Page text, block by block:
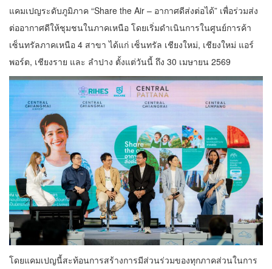
แคมเปญระดับภูมิภาค “Share the Air – อากาศดีส่งต่อได้” เพื่อร่วมส่ง
ต่ออากาศดีให้ชุมชนในภาคเหนือ โดยเริ่มดำเนินการในศูนย์การค้า
เซ็นทรัลภาคเหนือ 4 สาขา ได้แก่ เซ็นทรัล เชียงใหม่, เชียงใหม่ แอร์
พอร์ต, เชียงราย และ ลำปาง ตั้งแต่วันนี้ ถึง 30 เมษายน 2569
โดยแคมเปญนี้สะท้อนการสร้างการมีส่วนร่วมของทุกภาคส่วนในการ